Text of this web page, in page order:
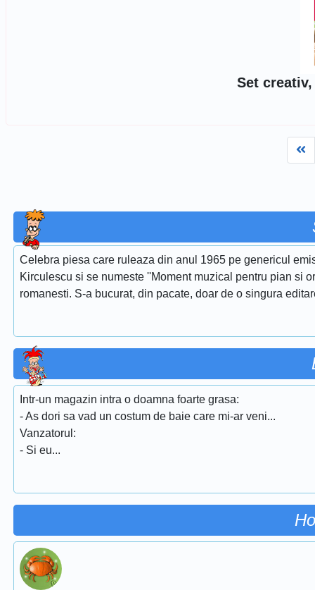
Set
Celebra piesa care ruleaza din anul 1965 pe genericul
Kirculescu si se numeste ''Moment muzical pentru pian si
romanesti. S-a bucurat, din pacate, doar de o singura
Intr-un magazin intra o doamna foarte grasa:
- As dori sa vad un costum de baie care mi-ar veni...
Vanzatorul:
- Si eu...